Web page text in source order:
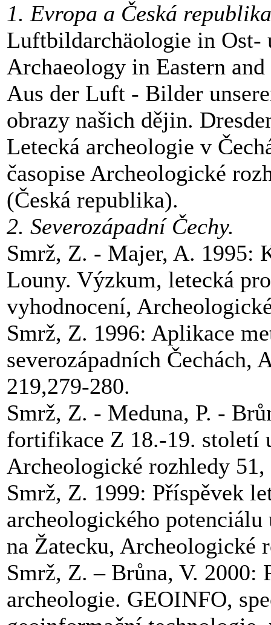
1. Evropa a Česká
Luftbildarchäologie in
Archaeology in Eastern
Aus der Luft - Bilder
obrazy našich dějin.
Letecká archeologie v
časopise Archeologické
(Česká republika).
2. Severozápadní Čechy.
Smrž, Z. - Majer, A. 1995:
Louny. Výzkum, letecká
vyhodnocení,
Smrž, Z. 1996: Aplikace
severozápadních Čechách,
219,279-280.
Smrž, Z. - Meduna, P. -
fortifikace Z 18.-19. století
Archeologické rozhledy 51,
Smrž, Z. 1999: Příspěvek
archeologického
na Žatecku, Archeologické
Smrž, Z. – Brůna, V. 2000:
archeologie. GEOINFO,